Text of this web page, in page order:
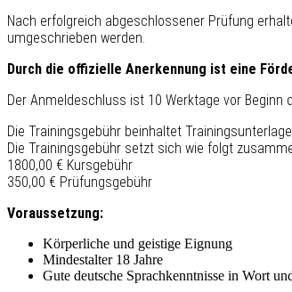
Nach erfolgreich abgeschlossener Prüfung
umgeschrieben werden.
Durch die offizielle Anerkennung ist eine
Der Anmeldeschluss ist 10 Werktage vor
Die Trainingsgebühr beinhaltet
Die Trainingsgebühr setzt sich wie folgt
1800,00 € Kursgebühr
350,00 € Prüfungsgebühr
Voraussetzung:
Körperliche und geistige Eignung
Mindestalter 18 Jahre
Gute deutsche Sprachkenntnisse in Wort